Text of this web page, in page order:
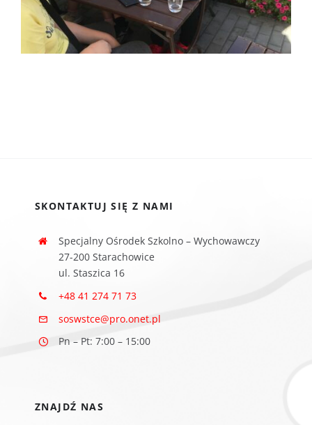
SKONTAKTUJ SIĘ Z NAMI
Specjalny Ośrodek Szkolno – Wychowawczy
27-200 Starachowice
ul. Staszica 16
+48 41 274 71 73
soswstce@pro.onet.pl
Pn – Pt: 7:00 – 15:00
ZNAJDŹ NAS